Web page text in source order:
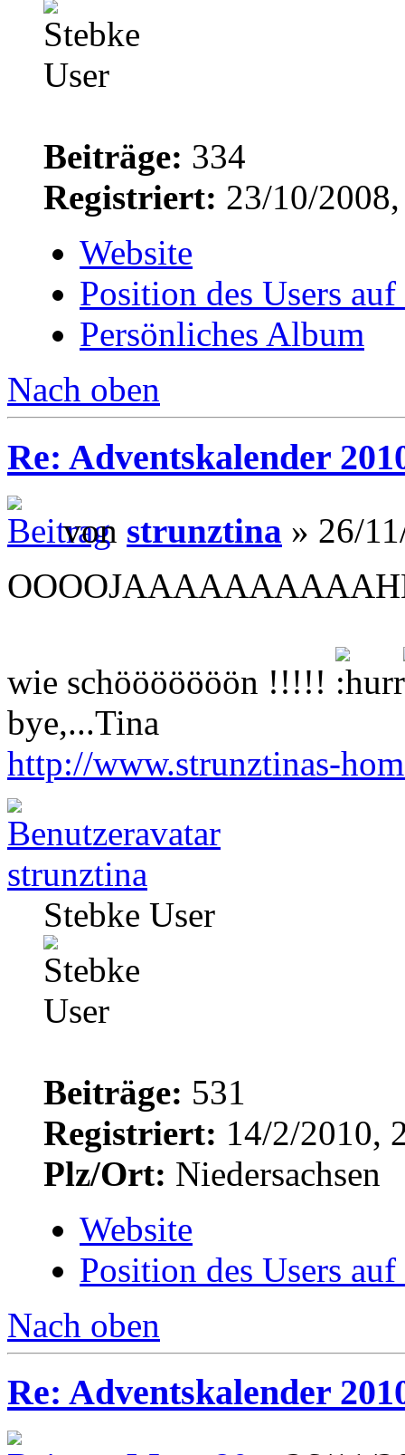
Beiträge: 334
Registriert: 23/10/
Website
Position des Users
Persönliches Album
Nach oben
Re: Adventskalender
von strunztina » 26/
wie schööööööön !!!!!
bye,...Tina
http://www.strunztinas-
strunztina
Stebke User
Beiträge: 531
Registriert: 14/2/2010,
Plz/Ort: Niedersachsen
Website
Position des Users
Nach oben
Re: Adventskalender